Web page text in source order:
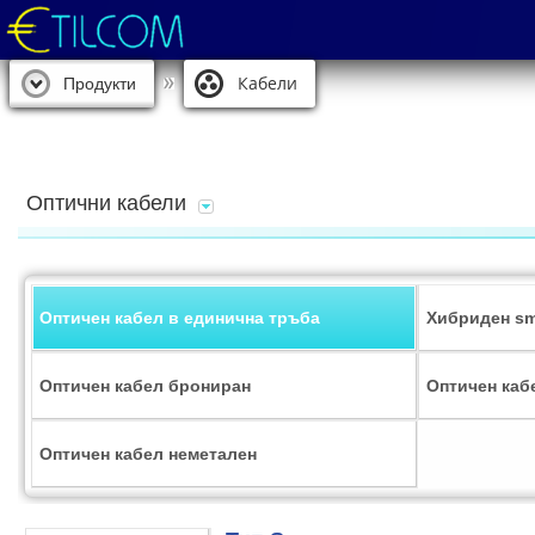
Продукти Кабели
Оптични кабели
Оптичен кабел в единична тръба Хибриден
Оптичен кабел брониран Оптичен
Оптичен кабел неметален